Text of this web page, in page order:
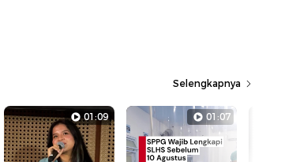
Selengkapnya
01:09 01:07